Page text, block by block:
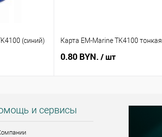
(синий) Карта EM-Marine TK4100
0.80 BYN. / шт
и сервисы